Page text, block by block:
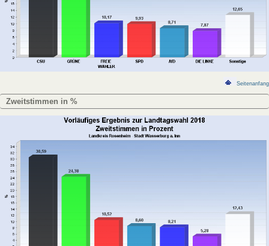
Seitenanfang
Zweitstimmen in %